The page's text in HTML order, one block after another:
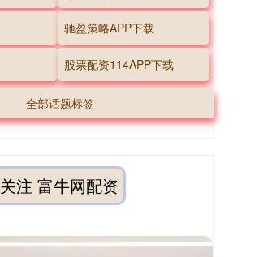
驰盈策略APP下载
股票配资114APP下载
全部话题标签
关注 富牛网配资